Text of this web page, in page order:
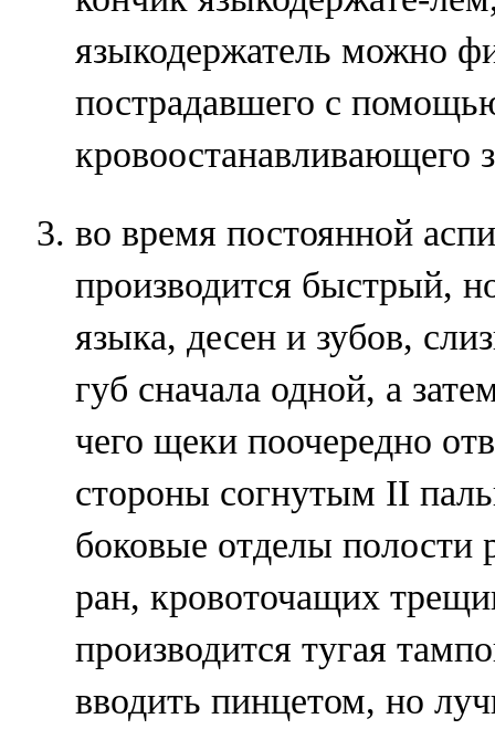
языкодержатель можно
пострадавшего с
кровоостанавливающего
во время постоянной
производится быстрый,
языка, десен и зубов,
губ сначала одной, а
чего щеки поочередно
стороны согнутым II
боковые отделы
ран, кровоточащих
производится тугая
вводить пинцетом, но